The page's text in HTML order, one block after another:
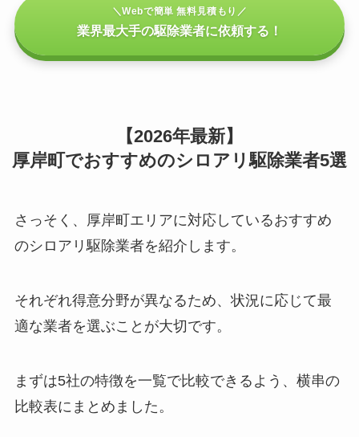
＼Webで簡単 無料見積もり／
業界最大手の駆除業者に依頼する！
【2026年最新】
厚岸町でおすすめのシロアリ駆除業者5選
さっそく、厚岸町エリアに対応しているおすすめ
のシロアリ駆除業者を紹介します。
それぞれ得意分野が異なるため、状況に応じて最
適な業者を選ぶことが大切です。
まずは5社の特徴を一覧で比較できるよう、横串の
比較表にまとめました。